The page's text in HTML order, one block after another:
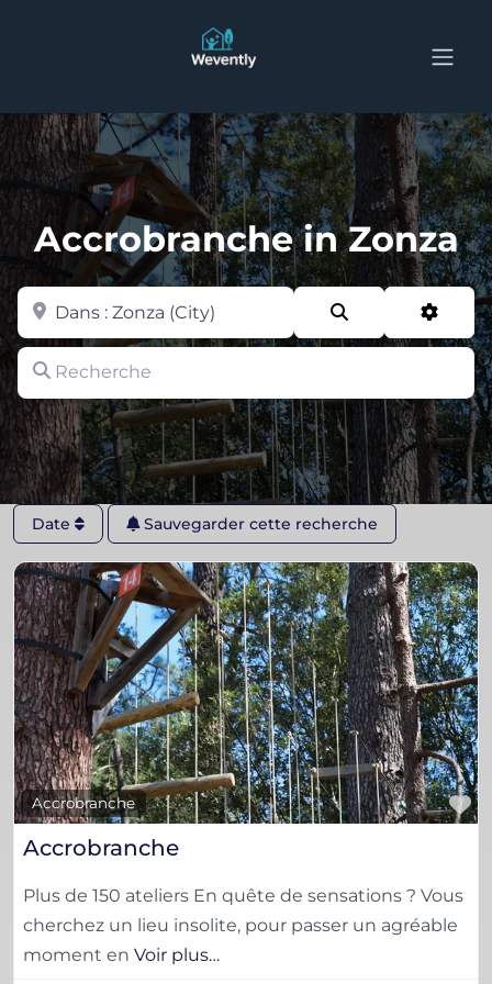
Accrobranche in Zonza
Recherche
Zone
Date Sauvegarder cette recherche
Accrobranche
Accrobranche
Plus de 150 ateliers En quête de sensations ? Vous
cherchez un lieu insolite, pour passer un agréable
moment en Voir plus…